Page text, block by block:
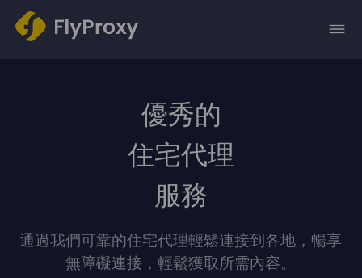
優秀的
住宅代理
服務
通過我們可靠的住宅代理輕鬆連接到各地，暢享
無障礙連接，輕鬆獲取所需內容。